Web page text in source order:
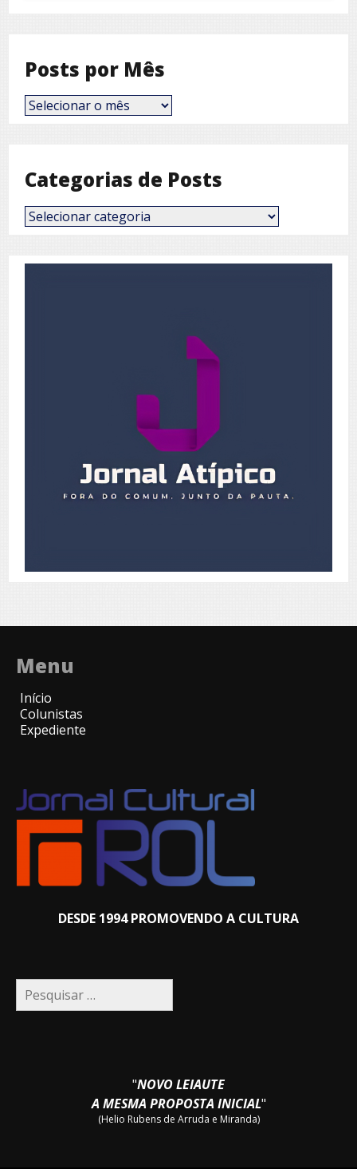
Posts por Mês
Posts
por
Categorias de Posts
Categorias
de
Menu
Início
Colunistas
Expediente
DESDE 1994 PROMOVENDO A CULTURA
Pesquisar
por:
"NOVO LEIAUTE
A MESMA PROPOSTA INICIAL"
(Helio Rubens de Arruda e Miranda)